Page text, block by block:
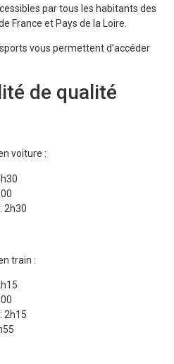
par tous les habitants des
France et Pays de la Loire.
vous permettent d’accéder
de qualité
voiture :
2h30
train :
2h15